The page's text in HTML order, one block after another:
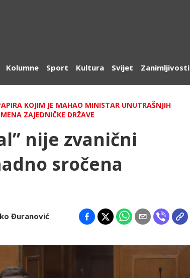
Kolumne Sport Kultura Svijet Zanimljivosti
KOJIM JE MAHAO MINISTAR UNUTRAŠNJIH
ZAJEDNIČKE DRŽAVE
nije zvanični
sročena
Đuranović